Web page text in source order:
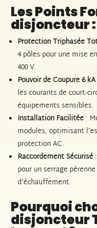
Les Points
disjoncteur :
Protection Triphasée
4 pôles pour une mise
400 V.
Pouvoir de Coupure 6 kA
les courants de court-
équipements sensibles.
Installation Facilitée :
modules, optimisant
protection AC.
Raccordement Sécurisé
pour un serrage
d'échauffement.
Pourquoi
disjoncteur